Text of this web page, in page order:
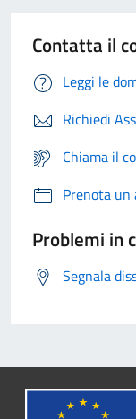
Contatta il
Leggi le
Richiedi
Chiama il
Prenota
Problemi in
Segnala